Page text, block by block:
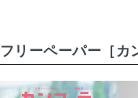
フリーペーパー［カ